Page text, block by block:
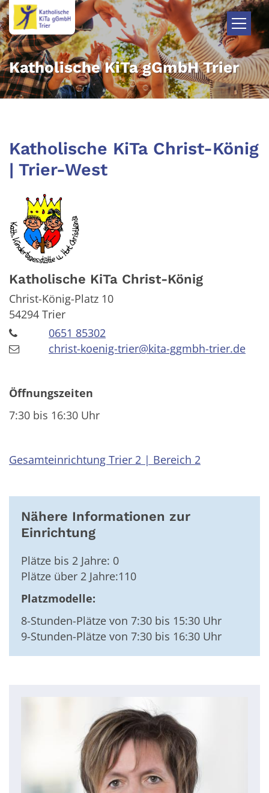
Zum Inhalt springen
Katholische KiTa gGmbH Trier
Katholische KiTa Christ-König
| Trier-West
Katholische KiTa Christ-König
Christ-König-Platz 10
54294 Trier
0651 85302
christ-koenig-trier@kita-ggmbh-trier.de
Öffnungszeiten
7:30 bis 16:30 Uhr
Gesamteinrichtung Trier 2 | Bereich 2
Nähere Informationen zur
Einrichtung
Plätze bis 2 Jahre: 0
Plätze über 2 Jahre:110
Platzmodelle:
8-Stunden-Plätze von 7:30 bis 15:30 Uhr
9-Stunden-Plätze von 7:30 bis 16:30 Uhr